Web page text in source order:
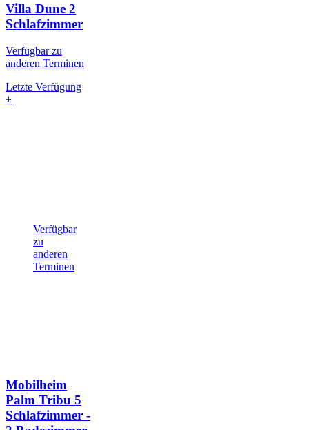
Villa Dune 2
Schlafzimmer
Verfügbar zu
anderen Terminen
Letzte Verfügung
+
Verfügbar
zu
anderen
Terminen
Mobilheim
Palm Tribu 5
Schlafzimmer -